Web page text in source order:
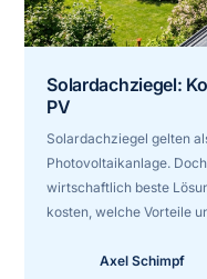
Solardachziegel:
PV
Solardachziegel gelten
Photovoltaikanlage.
wirtschaftlich beste
kosten, welche Vorteile
Axel Schimpf